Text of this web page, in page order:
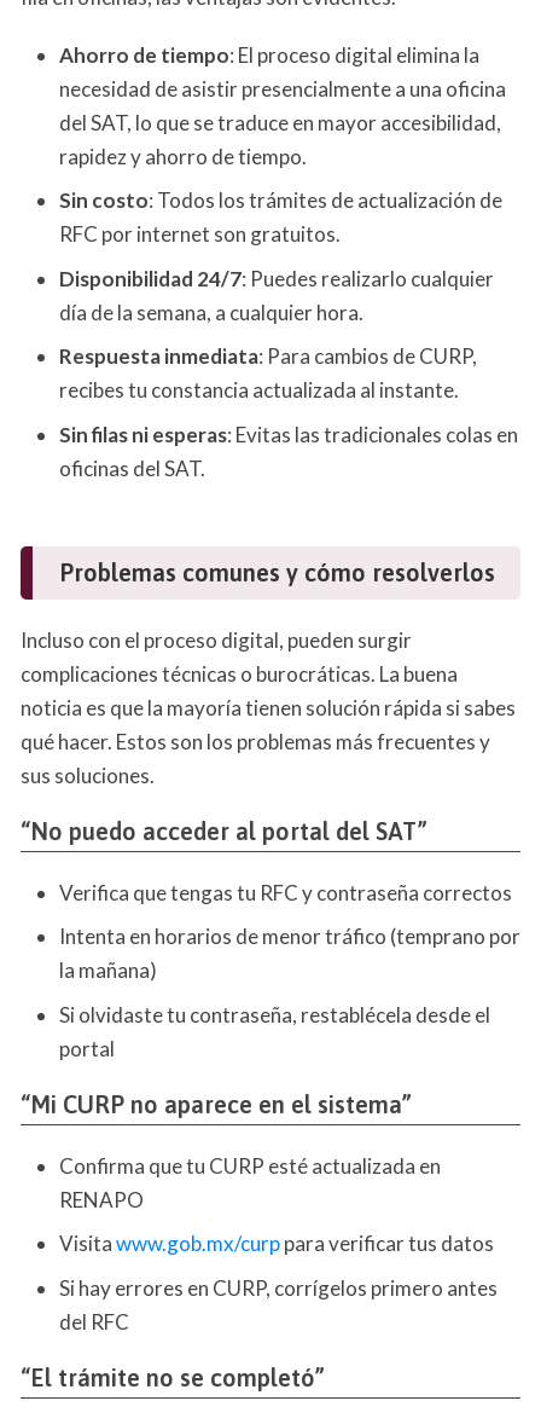
Ahorro de tiempo: El proceso digital elimina la
necesidad de asistir presencialmente a una oficina
del SAT, lo que se traduce en mayor accesibilidad,
rapidez y ahorro de tiempo.
Sin costo: Todos los trámites de actualización de
RFC por internet son gratuitos.
Disponibilidad 24/7: Puedes realizarlo cualquier
día de la semana, a cualquier hora.
Respuesta inmediata: Para cambios de CURP,
recibes tu constancia actualizada al instante.
Sin filas ni esperas: Evitas las tradicionales colas en
oficinas del SAT.
Problemas comunes y cómo resolverlos
Incluso con el proceso digital, pueden surgir
complicaciones técnicas o burocráticas. La buena
noticia es que la mayoría tienen solución rápida si sabes
qué hacer. Estos son los problemas más frecuentes y
sus soluciones.
“No puedo acceder al portal del SAT”
Verifica que tengas tu RFC y contraseña correctos
Intenta en horarios de menor tráfico (temprano por
la mañana)
Si olvidaste tu contraseña, restablécela desde el
portal
“Mi CURP no aparece en el sistema”
Confirma que tu CURP esté actualizada en
RENAPO
Visitawww.gob.mx/curppara verificar tus datos
Si hay errores en CURP, corrígelos primero antes
del RFC
“El trámite no se completó”